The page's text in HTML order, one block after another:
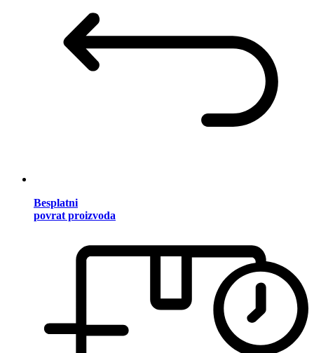
Besplatni
povrat proizvoda